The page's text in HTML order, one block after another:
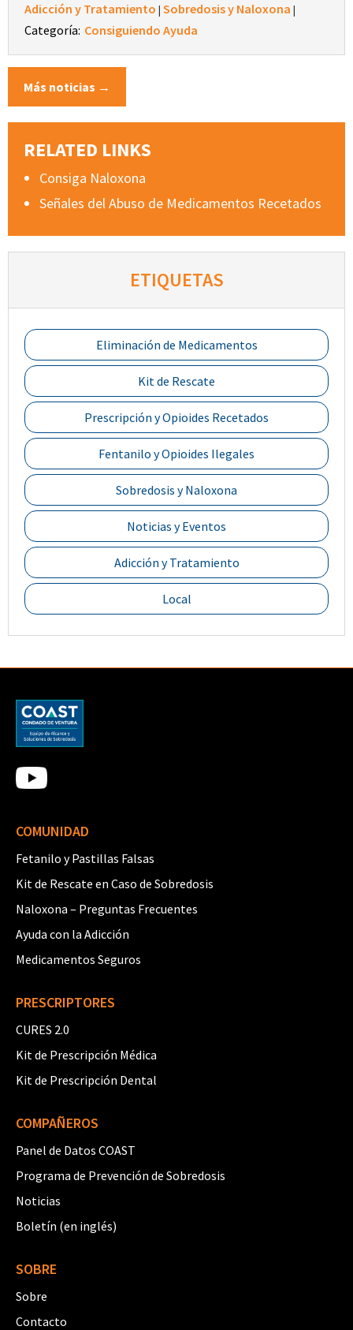
Adicción y Tratamiento | Sobredosis y Naloxona |
Categoría: Consiguiendo Ayuda
Más noticias →
RELATED LINKS
Consiga Naloxona
Señales del Abuso de Medicamentos Recetados
ETIQUETAS
Eliminación de Medicamentos
Kit de Rescate
Prescripción y Opioides Recetados
Fentanilo y Opioides Ilegales
Sobredosis y Naloxona
Noticias y Eventos
Adicción y Tratamiento
Local
COMUNIDAD
Fetanilo y Pastillas Falsas
Kit de Rescate en Caso de Sobredosis
Naloxona – Preguntas Frecuentes
Ayuda con la Adicción
Medicamentos Seguros
PRESCRIPTORES
CURES 2.0
Kit de Prescripción Médica
Kit de Prescripción Dental
COMPAÑEROS
Panel de Datos COAST
Programa de Prevención de Sobredosis
Noticias
Boletín (en inglés)
SOBRE
Sobre
Contacto